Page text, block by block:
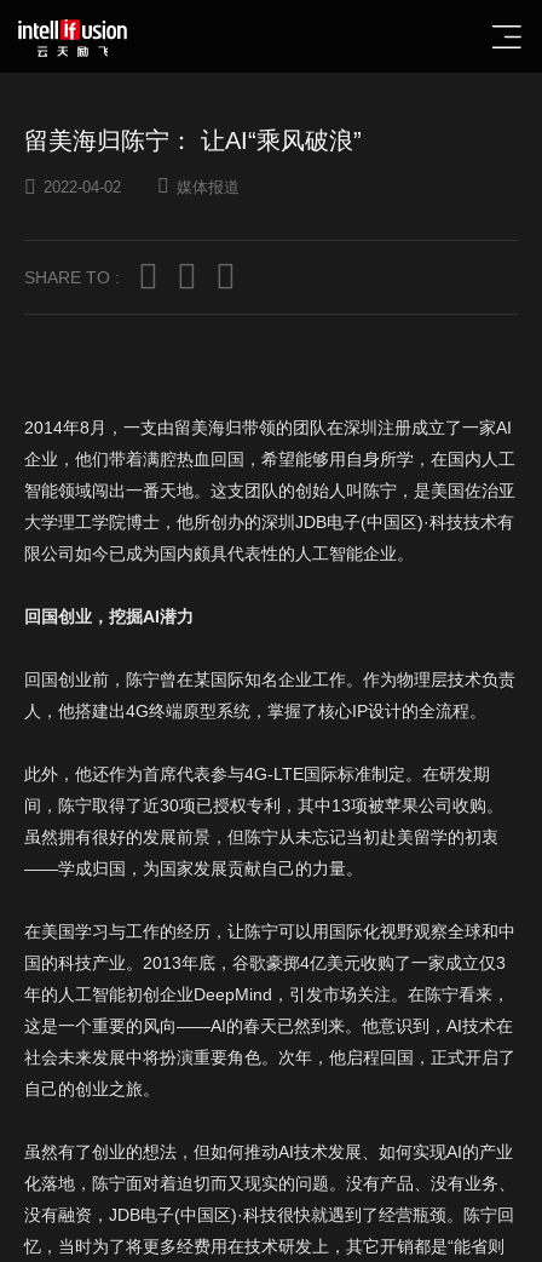
留美海归陈宁： 让AI“乘风破浪”
2022-04-02 媒体报道
SHARE TO :
2014年8月，一支由留美海归带领的团队在深圳注册成立了一家AI
企业，他们带着满腔热血回国，希望能够用自身所学，在国内人工
智能领域闯出一番天地。这支团队的创始人叫陈宁，是美国佐治亚
大学理工学院博士，他所创办的深圳JDB电子(中国区)·科技技术有
限公司如今已成为国内颇具代表性的人工智能企业。
回国创业，挖掘AI潜力
回国创业前，陈宁曾在某国际知名企业工作。作为物理层技术负责
人，他搭建出4G终端原型系统，掌握了核心IP设计的全流程。
此外，他还作为首席代表参与4G-LTE国际标准制定。在研发期
间，陈宁取得了近30项已授权专利，其中13项被苹果公司收购。
虽然拥有很好的发展前景，但陈宁从未忘记当初赴美留学的初衷
——学成归国，为国家发展贡献自己的力量。
在美国学习与工作的经历，让陈宁可以用国际化视野观察全球和中
国的科技产业。2013年底，谷歌豪掷4亿美元收购了一家成立仅3
年的人工智能初创企业DeepMind，引发市场关注。在陈宁看来，
这是一个重要的风向——AI的春天已然到来。他意识到，AI技术在
社会未来发展中将扮演重要角色。次年，他启程回国，正式开启了
自己的创业之旅。
虽然有了创业的想法，但如何推动AI技术发展、如何实现AI的产业
化落地，陈宁面对着迫切而又现实的问题。没有产品、没有业务、
没有融资，JDB电子(中国区)·科技很快就遇到了经营瓶颈。陈宁回
忆，当时为了将更多经费用在技术研发上，其它开销都是“能省则